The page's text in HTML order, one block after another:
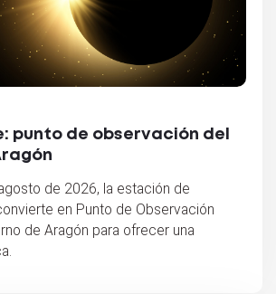
punto de observación del
de 2026, la estación de
en Punto de Observación
de Aragón para ofrecer una